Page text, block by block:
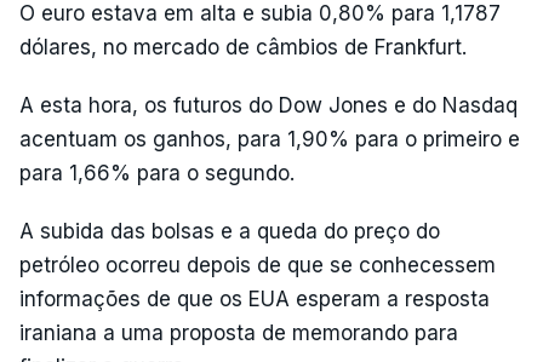
O euro estava em alta e subia 0,80% para 1,1787
dólares, no mercado de câmbios de Frankfurt.
A esta hora, os futuros do Dow Jones e do Nasdaq
acentuam os ganhos, para 1,90% para o primeiro e
para 1,66% para o segundo.
A subida das bolsas e a queda do preço do
petróleo ocorreu depois de que se conhecessem
informações de que os EUA esperam a resposta
iraniana a uma proposta de memorando para